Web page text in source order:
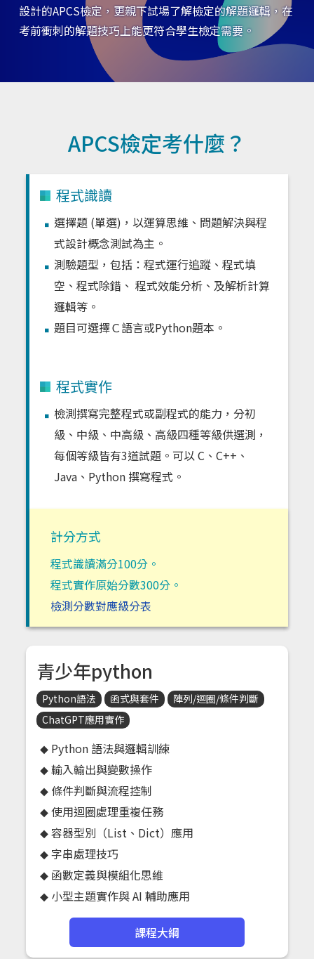
設計的APCS檢定，更親下試場了解檢定的解題邏輯，在
考前衝刺的解題技巧上能更符合學生檢定需要。
APCS檢定考什麼？
程式識讀
選擇題 (單選)，以運算思維、問題解決與程
式設計概念測試為主。
測驗題型，包括：程式運行追蹤、程式填
空、程式除錯、 程式效能分析、及解析計算
邏輯等。
題目可選擇Ｃ語言或Python題本。
程式實作
檢測撰寫完整程式或副程式的能力，分初
級、中級、中高級、高級四種等級供選測，
每個等級皆有3道試題。可以 C、C++、
Java、Python 撰寫程式。
計分方式
程式識讀滿分100分。
程式實作原始分數300分。
檢測分數對應級分表
青少年python
Python語法 函式與套件
陣列/迴圈/條件判斷
ChatGPT應用實作
Python 語法與邏輯訓練
輸入輸出與變數操作
條件判斷與流程控制
使用迴圈處理重複任務
容器型別（List、Dict）應用
字串處理技巧
函數定義與模組化思維
小型主題實作與 AI 輔助應用
課程大綱